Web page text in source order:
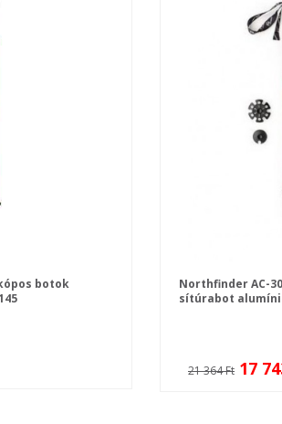
botok
Northfinder AC-
sítúrabot
21 364 Ft 17